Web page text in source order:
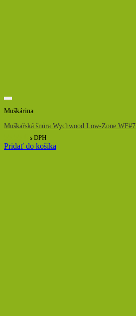
Muškárina
Muškařská šnůra Wychwood Low-Zone WF#7
s DPH
Pridať do košíka